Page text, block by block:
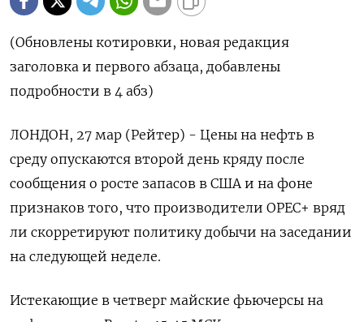
(Обновлены котировки, новая редакция
заголовка и первого абзаца, добавлены
подробности в 4 абз)
ЛОНДОН, 27 мар (Рейтер) - Цены на нефть в
среду опускаются второй день кряду после
сообщения о росте запасов в США и на фоне
признаков того, что производители OPEC+ вряд
ли скорретируют политику добычи на заседании
на следующей неделе.
Истекающие в четверг майские фьючерсы на